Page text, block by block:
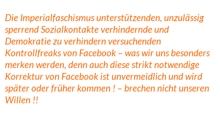
Die Imperialfaschismus unterstützenden, unzulässig
sperrend Sozialkontakte verhindernde und
Demokratie zu verhindern versuchenden
Kontrollfreaks von Facebook – was wir uns besonders
merken werden, denn auch diese strikt notwendige
Korrektur von Facebook ist unvermeidlich und wird
später oder früher kommen ! – brechen nicht unseren
Willen !!